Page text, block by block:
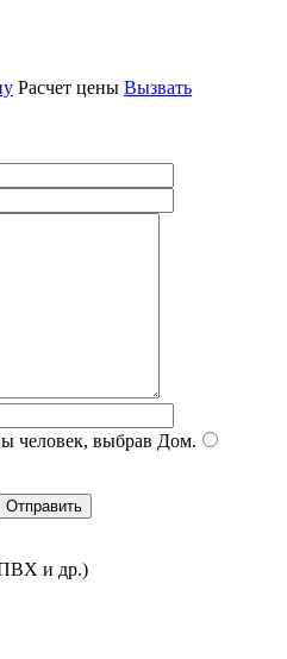
Расчет цены Вызвать
человек, выбрав Дом.
и др.)